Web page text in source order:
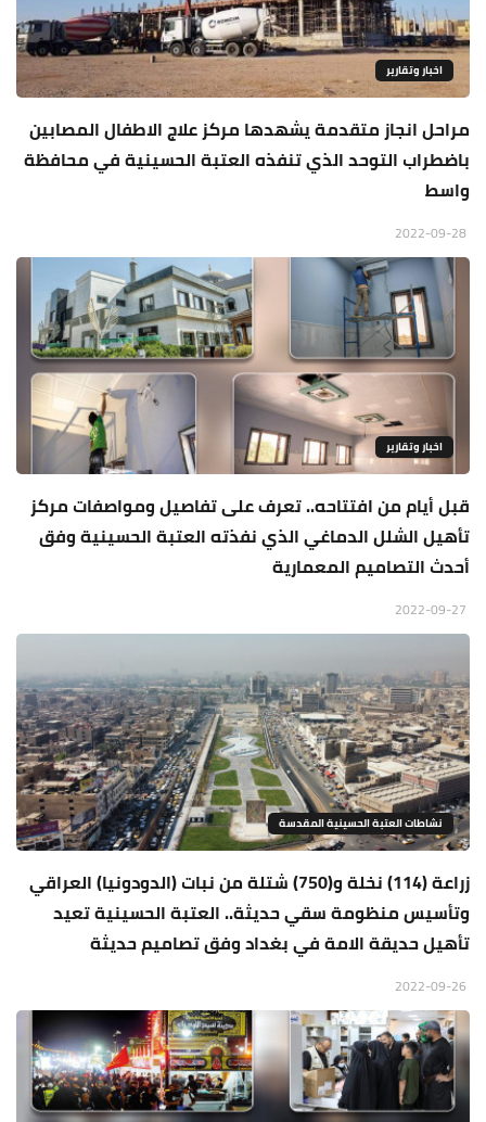
اخبار وتقارير
مراحل انجاز متقدمة يشهدها مركز علاج الاطفال المصابين
باضطراب التوحد الذي تنفذه العتبة الحسينية في محافظة
واسط
اخبار وتقارير
قبل أيام من افتتاحه.. تعرف على تفاصيل ومواصفات مركز
تأهيل الشلل الدماغي الذي نفذته العتبة الحسينية وفق
أحدث التصاميم المعمارية
نشاطات العتبة الحسينية المقدسة
زراعة (114) نخلة و(750) شتلة من نبات (الدودونيا) العراقي
وتأسيس منظومة سقي حديثة.. العتبة الحسينية تعيد
تأهيل حديقة الامة في بغداد وفق تصاميم حديثة